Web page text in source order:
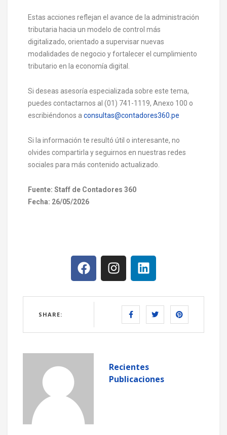
Estas acciones reflejan el avance de la administración
tributaria hacia un modelo de control más
digitalizado, orientado a supervisar nuevas
modalidades de negocio y fortalecer el cumplimiento
tributario en la economía digital.
Si deseas asesoría especializada sobre este tema,
puedes contactarnos al (01) 741-1119, Anexo 100 o
escribiéndonos a consultas@contadores360.pe
Si la información te resultó útil o interesante, no
olvides compartirla y seguirnos en nuestras redes
sociales para más contenido actualizado.
Fuente: Staff de Contadores 360
Fecha: 26/05/2026
SHARE:
Recientes
Publicaciones